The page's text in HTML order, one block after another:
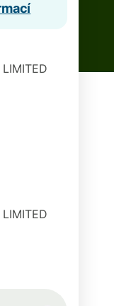
LIMITED
LIMITED